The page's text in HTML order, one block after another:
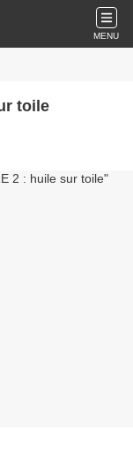
MENU
toile